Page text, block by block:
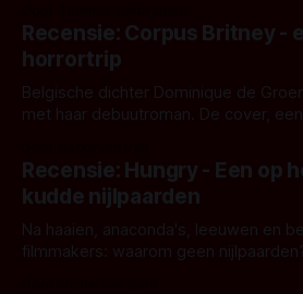
'Skeletons', een nieuwe creature
opnames zijn gestart in Australië.
Recensie: Corpus Britney -
horrortrip
Belgische dichter Dominique de
met haar debuutroman. De cover,
achtergrond, belooft iets kleurrijks
iets ongrijpbaars. En dat maakt De
waar.
Recensie: Hungry - Een op
kudde nijlpaarden
Na haaien, anaconda's, leeuwen en
filmmakers: waarom geen